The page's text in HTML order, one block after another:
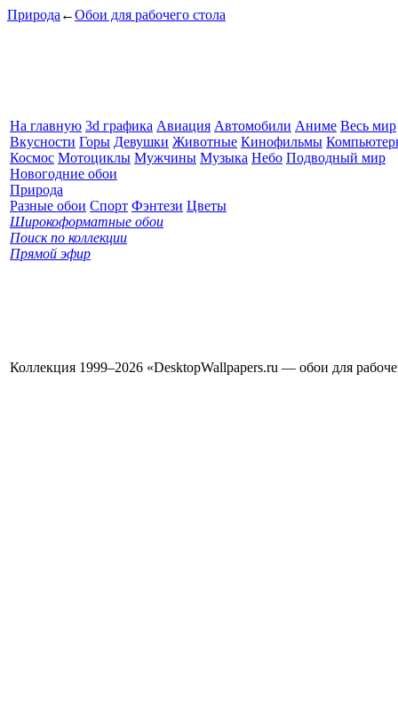
Природа ←Обои для рабочего стола
На главную 3d графика Авиация Автомобили Аниме Весь мир
Вкусности Горы Девушки Животные Кинофильмы
Космос Мотоциклы Мужчины Музыка Небо Подводный мир
Новогодние обои
Природа
Разные обои Спорт Фэнтези Цветы
Широкоформатные обои
Поиск по коллекции
Прямой эфир
Коллекция 1999–2026 «DesktopWallpapers.ru — обои для